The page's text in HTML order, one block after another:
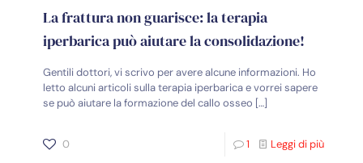
La frattura non guarisce: la terapia
iperbarica può aiutare la consolidazione!
Gentili dottori, vi scrivo per avere alcune informazioni. Ho
letto alcuni articoli sulla terapia iperbarica e vorrei sapere
se può aiutare la formazione del callo osseo […]
0 1 Leggi di più